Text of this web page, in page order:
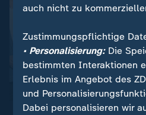
Wetter:
So wird das Wetter
auch nicht zu
Zustimmungspflichtige
• Personalisierung:Die
bestimmten Interaktionen
Erlebnis im Angebot des
und
Dabei personalisieren wir